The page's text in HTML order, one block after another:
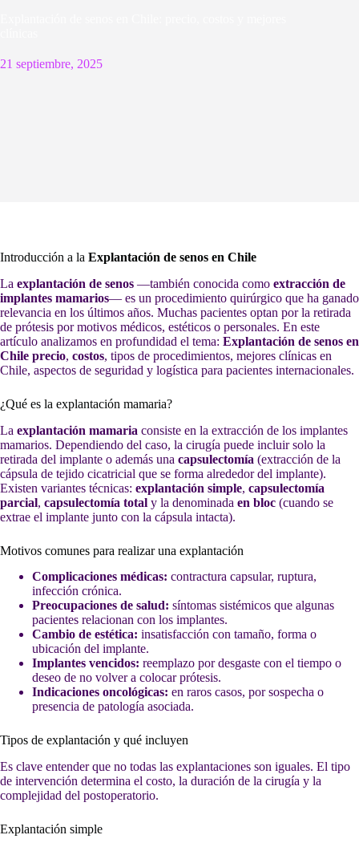
21 septiembre, 2025
Introducción a la Explantación de senos en Chile
La explantación de senos —también conocida como extracción de
implantes mamarios— es un procedimiento quirúrgico que ha ganado
relevancia en los últimos años. Muchas pacientes optan por la retirada
de prótesis por motivos médicos, estéticos o personales. En este
artículo analizamos en profundidad el tema: Explantación de senos en
Chile precio, costos, tipos de procedimientos, mejores clínicas en
Chile, aspectos de seguridad y logística para pacientes internacionales.
¿Qué es la explantación mamaria?
La explantación mamaria consiste en la extracción de los implantes
mamarios. Dependiendo del caso, la cirugía puede incluir solo la
retirada del implante o además una capsulectomía (extracción de la
cápsula de tejido cicatricial que se forma alrededor del implante).
Existen variantes técnicas: explantación simple, capsulectomía
parcial, capsulectomía total y la denominada en bloc (cuando se
extrae el implante junto con la cápsula intacta).
Motivos comunes para realizar una explantación
Complicaciones médicas: contractura capsular, ruptura,
infección crónica.
Preocupaciones de salud: síntomas sistémicos que algunas
pacientes relacionan con los implantes.
Cambio de estética: insatisfacción con tamaño, forma o
ubicación del implante.
Implantes vencidos: reemplazo por desgaste con el tiempo o
deseo de no volver a colocar prótesis.
Indicaciones oncológicas: en raros casos, por sospecha o
presencia de patología asociada.
Tipos de explantación y qué incluyen
Es clave entender que no todas las explantaciones son iguales. El tipo
de intervención determina el costo, la duración de la cirugía y la
complejidad del postoperatorio.
Explantación simple